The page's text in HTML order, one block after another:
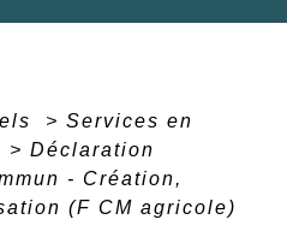
> Services en
> Déclaration
- Création,
(F CM agricole)